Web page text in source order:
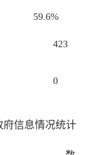
59.6%
423
0
府信息情况统计